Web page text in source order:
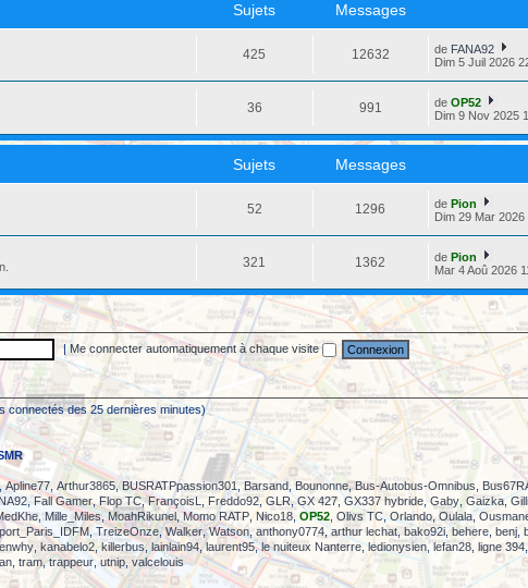
Sujets Messages
425 12632 de FANA92
Dim 5 Juil 2026
36 991 deOP52
Dim 9 Nov 2025
Sujets Messages
52 1296 dePion
Dim 29 Mar 2026
321 1362 dePion
Mar 4 Aoû 2026
|Me connecter automatiquement à chaque visite
connectés des 25 dernières minutes)
Apline77 Arthur3865,BUSRATPpassion301 ,Barsand Bounonne,Bus-Autobus-Omnibus
,Fall Gamer, Flop TC,FrançoisL Freddo92,GLR,GX 427 GX337 hybride Gaby Gaizka,
,Mille_Miles,MoahRikunel,Momo RATP,Nico18 OP52 Olivs TC,Orlando,Oulala,
,TreizeOnze,Walker,Watson ,anthony0774,arthur lechat bako92i,behere benj
kanabelo2 killerbus,lainlain94,laurent95,le nuiteux Nanterre,ledionysien,lefan28 ligne 394
tram,trappeur utnip valcelouis